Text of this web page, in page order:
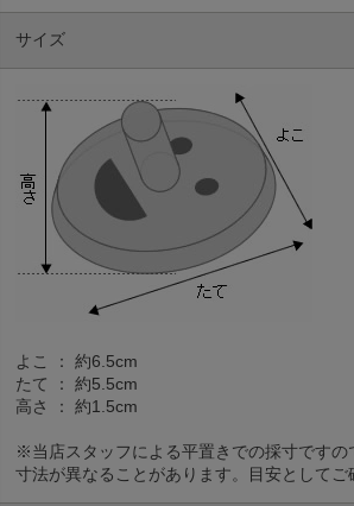
サイズ
よこ ： 約6.5cm
たて ： 約5.5cm
高さ ： 約1.5cm
※当店スタッフによる平置きでの採寸ですの
寸法が異なることがあります。目安としてご